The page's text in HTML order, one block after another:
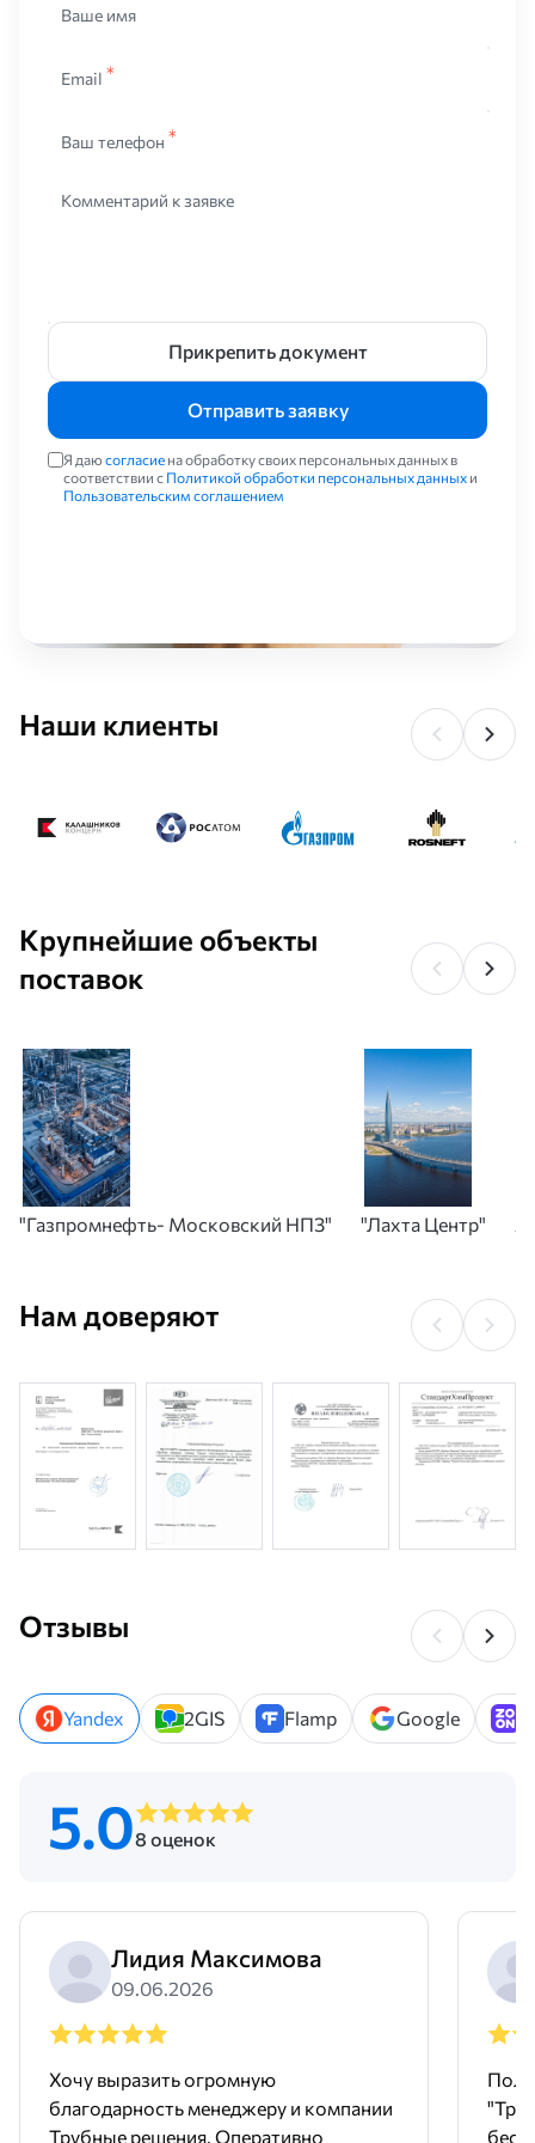
Ваше имя
Email
Ваш телефон
Комментарий к заявке
Прикрепить документ
Отправить заявку
Я даюсогласие на обработку своих персональных данных в
соответствии с Политикой обработки персональных данных и
Пользовательским соглашением
Наши клиенты
Крупнейшие объекты
поставок
"Газпромнефть- Московский НПЗ" "Лахта Центр"
Нам доверяют
Отзывы
Yandex 2GIS Flamp Google
5.08 оценок
Лидия Максимова
09.06.2026
Хочу выразить огромную
благодарность менеджеру и компании
Трубные решения. Оперативно